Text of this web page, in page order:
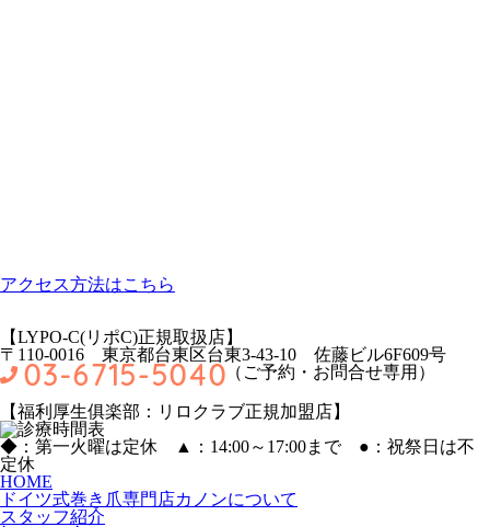
アクセス方法はこちら
【LYPO‐C(リポC)正規取扱店】
〒110-0016 東京都台東区台東3-43-10 佐藤ビル6F609号
（ご予約・お問合せ専用）
【福利厚生俱楽部：リロクラブ正規加盟店】
◆：第一火曜は定休 ▲：14:00～17:00まで ● ：祝祭日は不
定休
HOME
ドイツ式巻き爪専門店カノンについて
スタッフ紹介